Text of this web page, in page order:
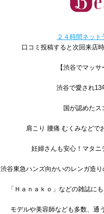
２４時間ネット
口コミ投稿すると次回来店
【渋谷でマッサ
渋谷で愛され
国が認めたス
肩こり 腰痛 むくみなどで
妊婦さんも安心！マタニ
渋谷東急ハンズ向かいのレンガ造
「Ｈａｎａｋｏ」などの雑誌に
モデルや美容師なども多数、通